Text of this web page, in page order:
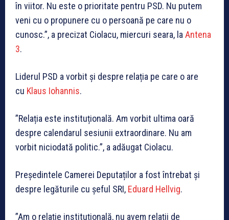
în viitor. Nu este o prioritate pentru PSD. Nu putem
veni cu o propunere cu o persoană pe care nu o
cunosc.”, a precizat Ciolacu, miercuri seara, laAntena
3.
Liderul PSD a vorbit și despre relația pe care o are
cu Klaus Iohannis.
”Relația este instituțională. Am vorbit ultima oară
despre calendarul sesiunii extraordinare. Nu am
vorbit niciodată politic.”, a adăugat Ciolacu.
Președintele Camerei Deputaților a fost întrebat și
despre legăturile cu șeful SRI, Eduard Hellvig.
”Am o relație instituțională, nu avem relații de